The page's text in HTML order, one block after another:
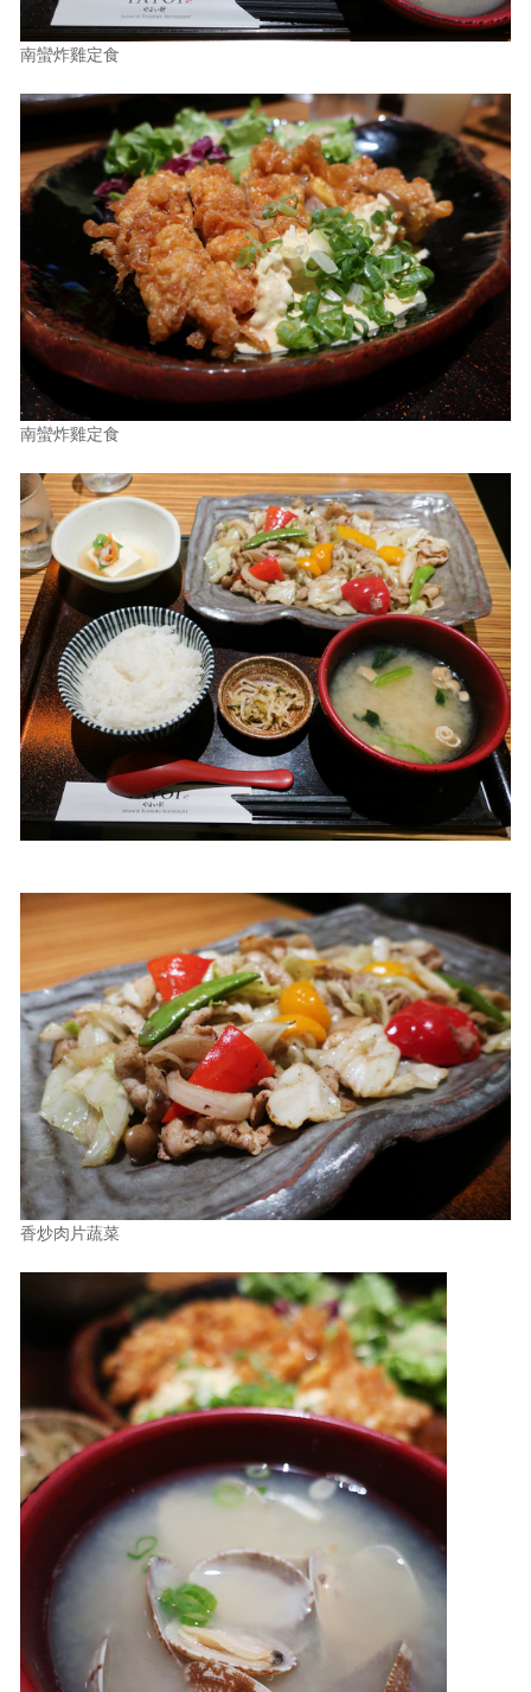
南蠻炸雞定食
南蠻炸雞定食
香炒肉片蔬菜